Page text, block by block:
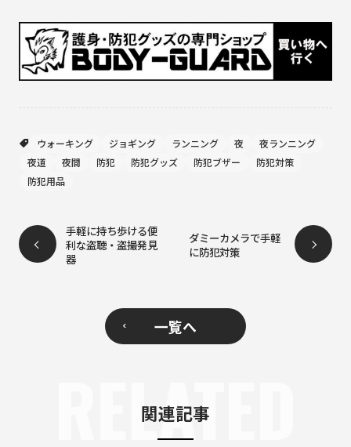
ウォーキング ジョギング ランニング 夜
夜ランニング
夜道
夜間 防犯 防犯グッズ 防犯ブザー
防犯対策
防犯用品
手軽に持ち歩ける便
利な盗聴・盗撮発見
器
ダミーカメラで手軽
に防犯対策
一覧へ
関連記事
RELATED